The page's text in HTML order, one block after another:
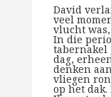
David
veel
vlucht
In die
tabernakel
dag,
denken
vliegen
op het